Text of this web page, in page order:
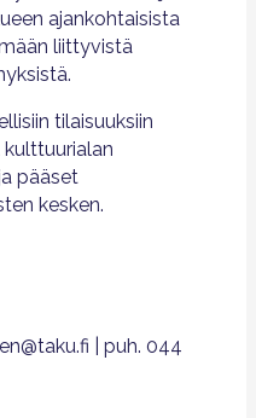
ajankohtaisista
liittyvistä
tilaisuuksiin
pääset
kesken.
| puh. 044